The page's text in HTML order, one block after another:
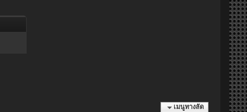
เมนูทางลัด